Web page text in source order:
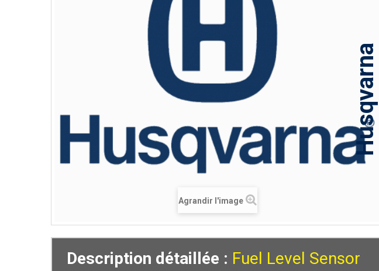
Agrandir l'image
Husqvarna
Description détaillée : Fuel Level Sensor